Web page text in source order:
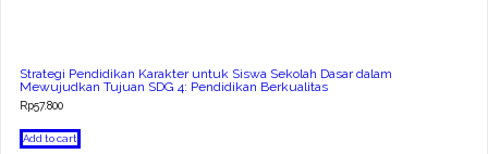
Strategi Pendidikan Karakter untuk Siswa Sekolah Dasar dalam
Mewujudkan Tujuan SDG 4: Pendidikan Berkualitas
Rp57.800
Add to cart